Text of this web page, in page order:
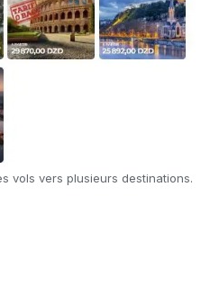
vols vers plusieurs destinations.